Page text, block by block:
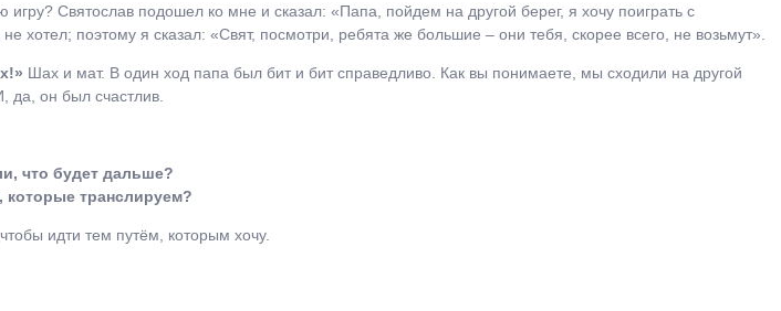
Святослав подошел ко мне и сказал: «Папа, пойдем на другой берег, я хочу поиграть с
поэтому я сказал: «Свят, посмотри, ребята же большие – они тебя, скорее всего, не возьмут».
Шах и мат. В один ход папа был бит и бит справедливо. Как вы понимаете, мы сходили на другой
да, он был счастлив.
что будет дальше?
которые транслируем?
идти тем путём, которым хочу.